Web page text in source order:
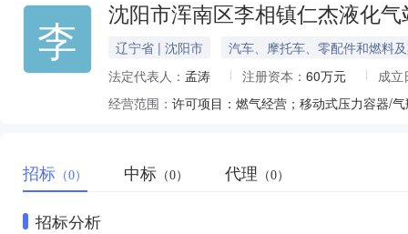
李 沈阳市浑南区李相镇仁杰液化气
辽宁省 | 沈阳市
汽车、摩托车、零配件和燃料
法定代表人： 孟涛 注册资本： 60万元
成立
经营范围：
招标 （0） 中标 （0） 代理 （0）
招标分析